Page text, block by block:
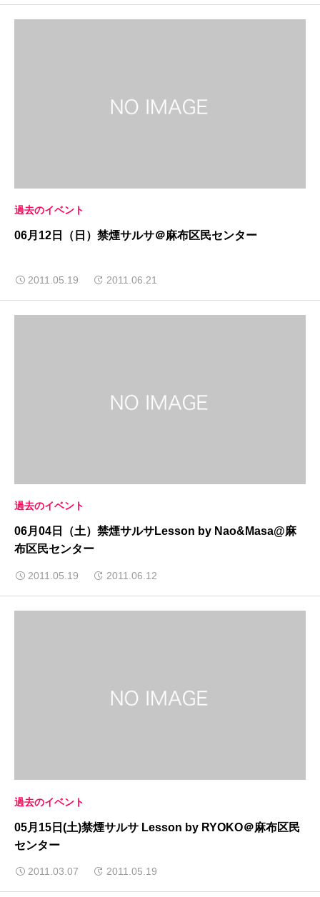
過去のイベント
06月12日（日）禁煙サルサ＠麻布区民センター
2011.05.19 2011.06.21
過去のイベント
06月04日（土）禁煙サルサLesson by Nao&Masa@麻
布区民センター
2011.05.19 2011.06.12
過去のイベント
05月15日(土)禁煙サルサ Lesson by RYOKO＠麻布区民
センター
2011.03.07 2011.05.19